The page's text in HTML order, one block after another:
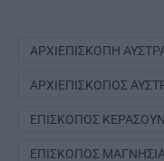
ΑΡΧΙΕΠΙΣΚΟΠΉ
ΑΡΧΙΕΠΊΣΚΟΠΟΣ
ΕΠΊΣΚΟΠΟΣ
ΕΠΊΣΚΟΠΟΣ